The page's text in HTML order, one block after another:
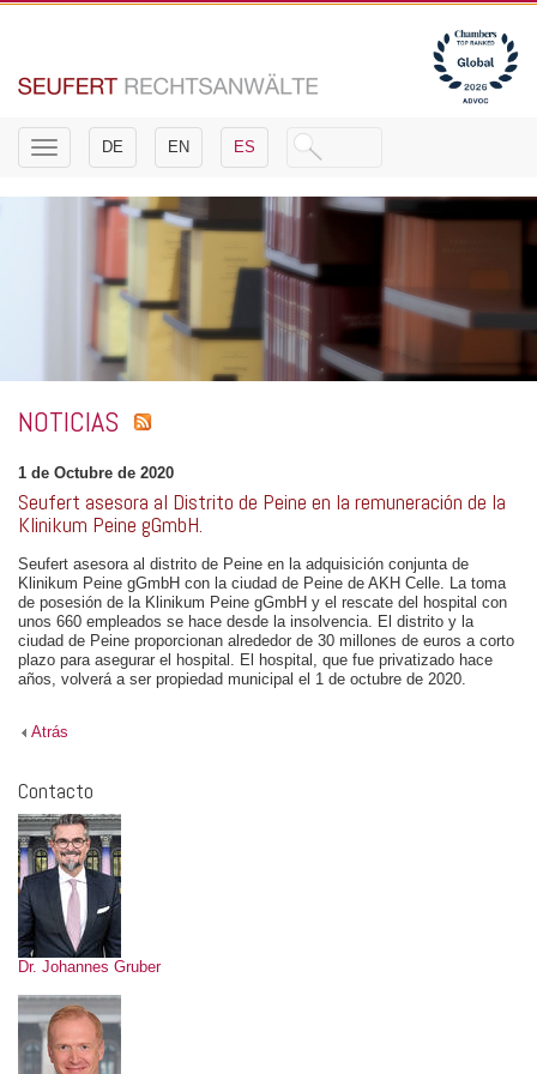
Toggle
navigation
DE EN ES
NOTICIAS
1 de Octubre de 2020
Seufert asesora al Distrito de Peine en la remuneración de la
Klinikum Peine gGmbH.
Seufert asesora al distrito de Peine en la adquisición conjunta de
Klinikum Peine gGmbH con la ciudad de Peine de AKH Celle. La toma
de posesión de la Klinikum Peine gGmbH y el rescate del hospital con
unos 660 empleados se hace desde la insolvencia. El distrito y la
ciudad de Peine proporcionan alrededor de 30 millones de euros a corto
plazo para asegurar el hospital. El hospital, que fue privatizado hace
años, volverá a ser propiedad municipal el 1 de octubre de 2020.
Atrás
Contacto
Dr. Johannes Gruber